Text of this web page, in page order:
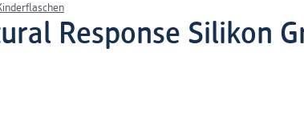
Response Silikon